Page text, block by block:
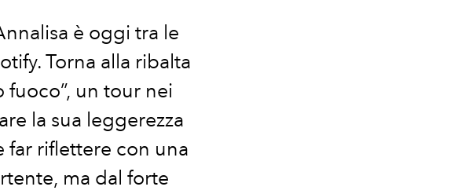
è oggi tra le
Torna alla ribalta
fuoco”, un tour nei
la sua leggerezza
far riflettere con una
ma dal forte